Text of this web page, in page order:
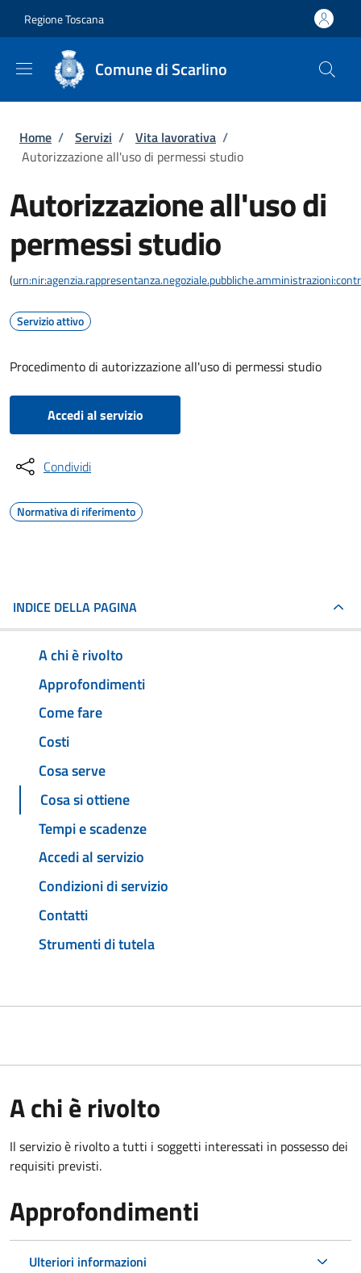
Regione Toscana
Comune di Scarlino
Briciole di pane
Home / Servizi / Vita lavorativa /
Autorizzazione all'uso di permessi studio
Autorizzazione all'uso di
permessi studio
(
Servizio attivo
Procedimento di autorizzazione all'uso di permessi studio
Accedi al servizio
Condividi
Normativa di riferimento
INDICE DELLA PAGINA
A chi è rivolto
Approfondimenti
Come fare
Costi
Cosa serve
Cosa si ottiene
Tempi e scadenze
Accedi al servizio
Condizioni di servizio
Contatti
Strumenti di tutela
A chi è rivolto
Il servizio è rivolto a tutti i soggetti interessati in possesso dei
requisiti previsti.
Approfondimenti
Ulteriori informazioni